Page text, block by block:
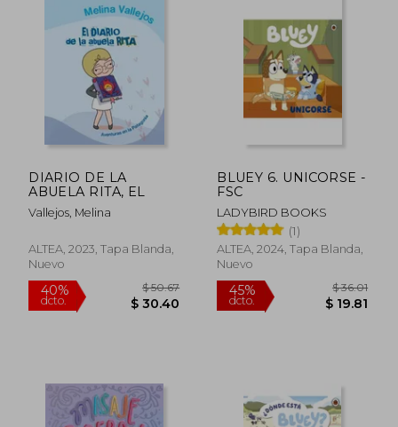
45%
dcto.
$ 48.42
$ 26.63 $
DIARIO DE LA
ABUELA RITA, EL
Vallejos, Melina
ALTEA, 2023, Tapa Blanda,
Nuevo
BLUEY 6. UNICORSE -
FSC
LADYBIRD BOOKS
(1)
ALTEA, 2024, Tapa Blanda,
Nuevo